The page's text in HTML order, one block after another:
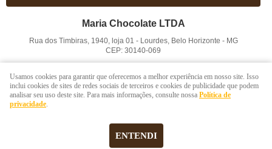
Maria Chocolate LTDA
Rua dos Timbiras, 1940, loja 01 - Lourdes, Belo Horizonte - MG
CEP: 30140-069
LOJA VIRTUAL CRIADA POR
Usamos cookies para garantir que oferecemos a melhor experiência em nosso site. Isso
inclui cookies de sites de redes sociais de terceiros e cookies de publicidade que podem
analisar seu uso deste site. Para mais informações, consulte nossa Política de
privacidade.
ENTENDI